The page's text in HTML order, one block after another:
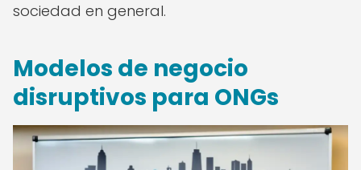
sociedad en general.
Modelos de negocio
disruptivos para ONGs